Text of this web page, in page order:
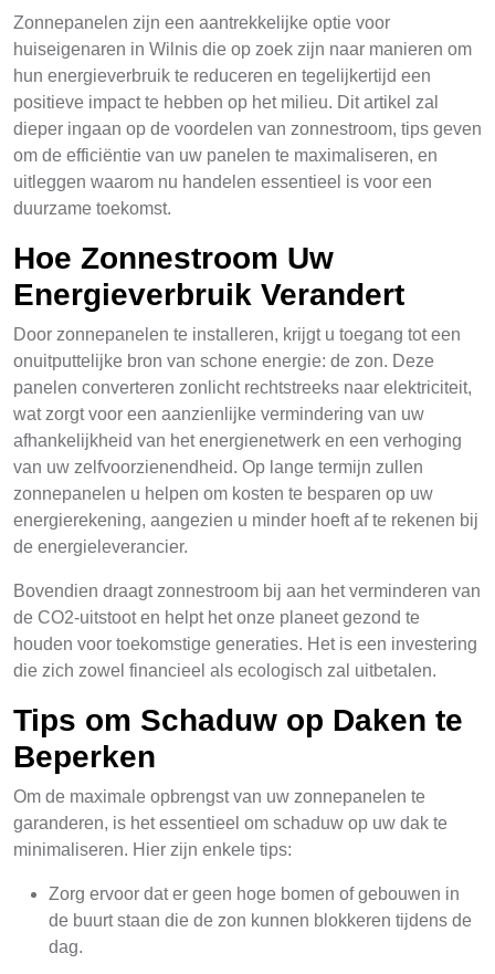
Zonnepanelen zijn een aantrekkelijke optie voor
huiseigenaren in Wilnis die op zoek zijn naar manieren om
hun energieverbruik te reduceren en tegelijkertijd een
positieve impact te hebben op het milieu. Dit artikel zal
dieper ingaan op de voordelen van zonnestroom, tips geven
om de efficiëntie van uw panelen te maximaliseren, en
uitleggen waarom nu handelen essentieel is voor een
duurzame toekomst.
Hoe Zonnestroom Uw
Energieverbruik Verandert
Door zonnepanelen te installeren, krijgt u toegang tot een
onuitputtelijke bron van schone energie: de zon. Deze
panelen converteren zonlicht rechtstreeks naar elektriciteit,
wat zorgt voor een aanzienlijke vermindering van uw
afhankelijkheid van het energienetwerk en een verhoging
van uw zelfvoorzienendheid. Op lange termijn zullen
zonnepanelen u helpen om kosten te besparen op uw
energierekening, aangezien u minder hoeft af te rekenen bij
de energieleverancier.
Bovendien draagt zonnestroom bij aan het verminderen van
de CO2-uitstoot en helpt het onze planeet gezond te
houden voor toekomstige generaties. Het is een investering
die zich zowel financieel als ecologisch zal uitbetalen.
Tips om Schaduw op Daken te
Beperken
Om de maximale opbrengst van uw zonnepanelen te
garanderen, is het essentieel om schaduw op uw dak te
minimaliseren. Hier zijn enkele tips:
Zorg ervoor dat er geen hoge bomen of gebouwen in
de buurt staan die de zon kunnen blokkeren tijdens de
dag.